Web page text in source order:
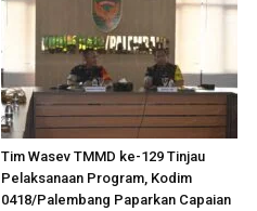
Tim Wasev TMMD ke-129 Tinjau
Pelaksanaan Program, Kodim
0418/Palembang Paparkan Capaian